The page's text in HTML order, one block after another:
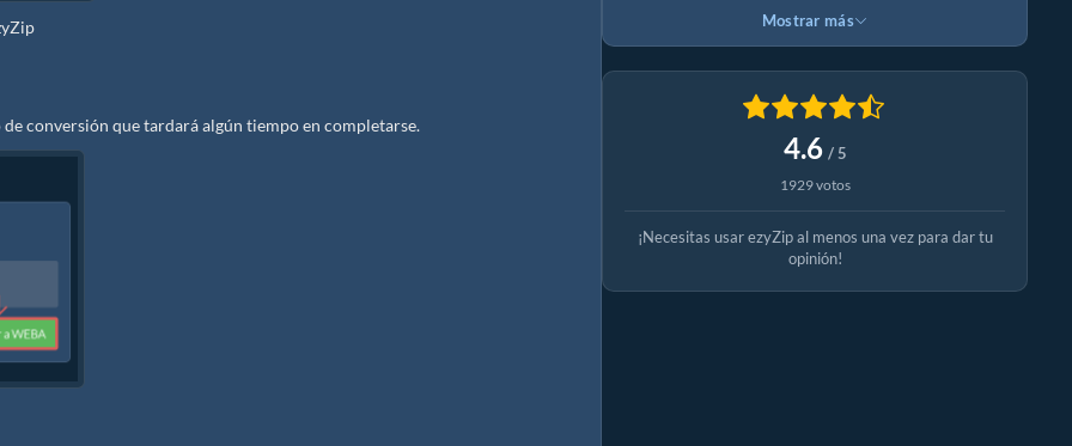
conversión que tardará algún tiempo en completarse.
Mostrar más
4.6 / 5
1929 votos
¡Necesitas usar ezyZip al menos una vez para dar tu
opinión!